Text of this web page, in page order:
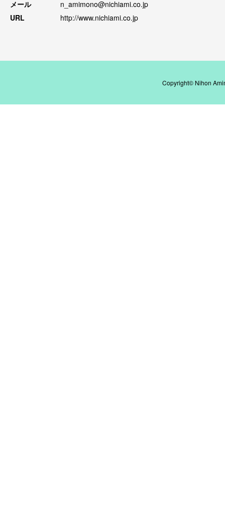
メール
n_amimono@nichiami.co.jp
URL
http://www.nichiami.co.jp
Copyright© Nihon